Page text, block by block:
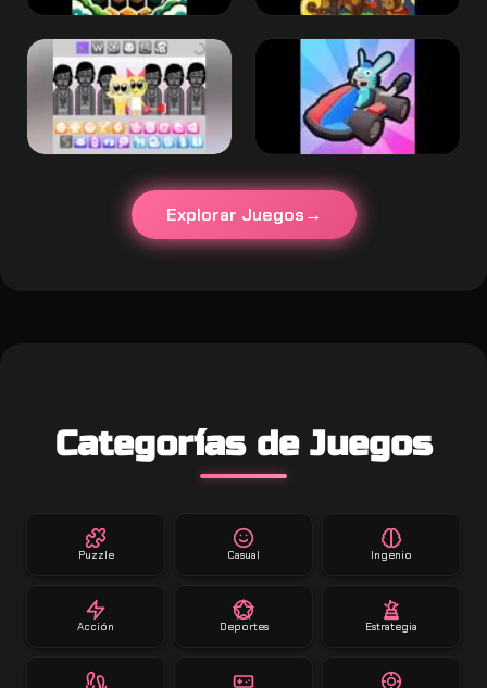
Explorar Juegos
Categorías de Juegos
Puzzle Casual Ingenio
Acción Deportes Estrategia